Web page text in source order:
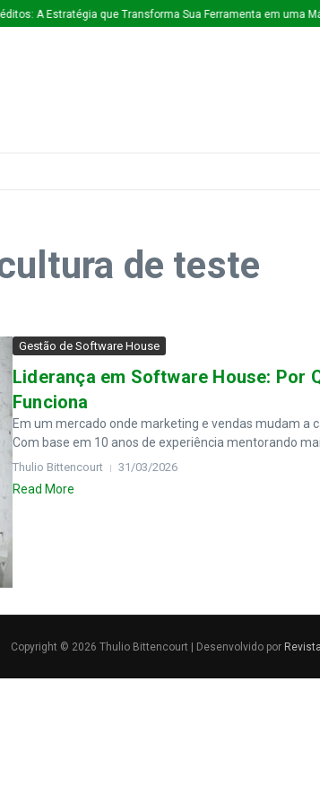
A Estratégia que Transforma Sua Ferramenta em uma
de teste
Gestão de Software House
Liderança em Software House: Por
Funciona
Em um mercado onde marketing e vendas mudam
Com base em 10 anos de experiência mentorando
Thulio Bittencourt 31/03/2026
Read More
Copyright © 2026 Thulio Bittencourt | Desenvolvido por